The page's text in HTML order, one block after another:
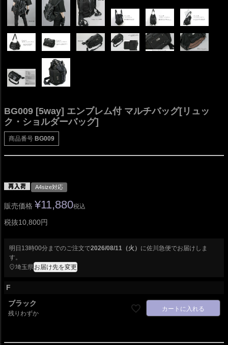
BG009 [5way] エンブレム付 マルチバッグ[リュッ
ク・ショルダーバッグ]
商品番号 BG009
A4size対応
販売価格 ¥11,880税込
税抜10,800円
明日 13時00分までのご注文で2026/08/11（火） に佐川急便でお届けしま
す。
埼玉県お届け先を変更
F
ブラック
残りわずか
カートに入れる